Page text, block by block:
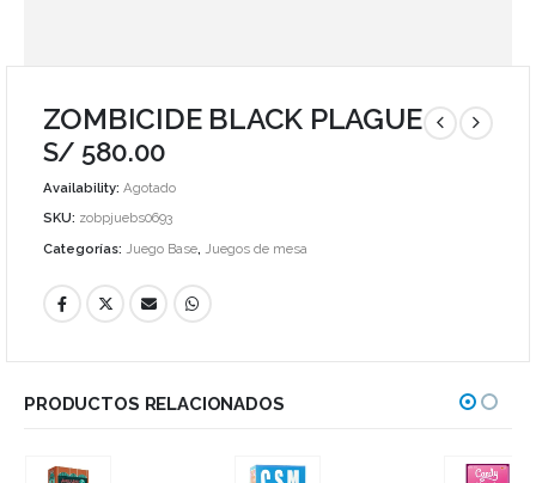
ZOMBICIDE BLACK PLAGUE
S/ 580.00
Availability: Agotado
SKU: zobpjuebs0693
Categorías: Juego Base, Juegos de mesa
PRODUCTOS RELACIONADOS